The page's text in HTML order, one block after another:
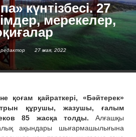
күнтізбесі. 27
мерекелер,
27 мая, 2022
қоғам қайраткері, «Бәйтерек»
құрушы, жазушы, ғалым
85 жасқа толды. Алғашқы
ақындары шығармашылығына